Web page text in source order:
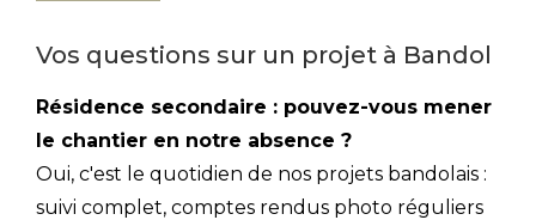
Vos questions sur un projet à Bandol
Résidence secondaire : pouvez-vous mener
le chantier en notre absence ?
Oui, c'est le quotidien de nos projets bandolais :
suivi complet, comptes rendus photo réguliers